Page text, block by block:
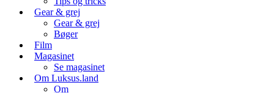
Gear & grej
Gear & grej
Bøger
Film
Magasinet
Se magasinet
Om Luksus.land
Om